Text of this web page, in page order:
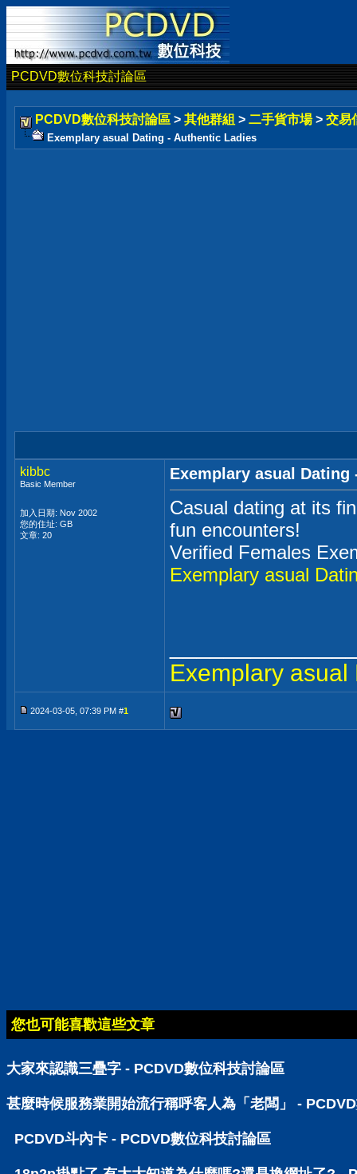
PCDVD數位科技討論區
PCDVD數位科技討論區 > 其他群組 > 二手貨市場 > 交易
Exemplary asual Dating - Authentic Ladies
kibbc
Basic Member
加入日期: Nov 2002
您的住址: GB
文章: 20
Exemplary asual
Casual dating at its
fun encounters!
Verified Females
Exemplary asual
Exemplary asual
2024-03-05, 07:39 PM #1
您也可能喜歡這些文章
大家來認識三疊字 - PCDVD數位科技討論區
甚麼時候服務業開始流行稱呼客人為「老闆」 -
PCDVD斗內卡 - PCDVD數位科技討論區